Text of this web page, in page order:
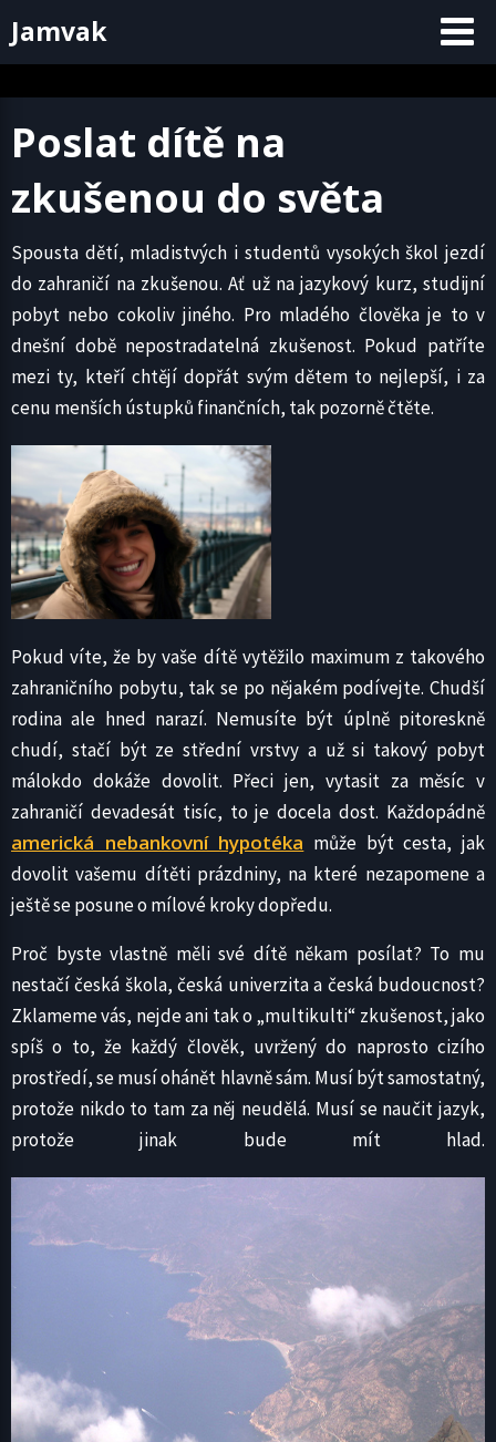
toJamvak
Poslat dítě na
zkušenou do světa
Spousta dětí, mladistvých i studentů vysokých škol jezdí
do zahraničí na zkušenou. Ať už na jazykový kurz, studijní
pobyt nebo cokoliv jiného. Pro mladého člověka je to v
dnešní době nepostradatelná zkušenost. Pokud patříte
mezi ty, kteří chtějí dopřát svým dětem to nejlepší, i za
cenu menších ústupků finančních, tak pozorně čtěte.
Pokud víte, že by vaše dítě vytěžilo maximum z takového
zahraničního pobytu, tak se po nějakém podívejte. Chudší
rodina ale hned narazí. Nemusíte být úplně pitoreskně
chudí, stačí být ze střední vrstvy a už si takový pobyt
málokdo dokáže dovolit. Přeci jen, vytasit za měsíc v
zahraničí devadesát tisíc, to je docela dost. Každopádně
americká nebankovní hypotéka může být cesta, jak
dovolit vašemu dítěti prázdniny, na které nezapomene a
ještě se posune o mílové kroky dopředu.
Proč byste vlastně měli své dítě někam posílat? To mu
nestačí česká škola, česká univerzita a česká budoucnost?
Zklameme vás, nejde ani tak o „multikulti“ zkušenost, jako
spíš o to, že každý člověk, uvržený do naprosto cizího
prostředí, se musí ohánět hlavně sám. Musí být samostatný,
protože nikdo to tam za něj neudělá. Musí se naučit jazyk,
protože jinak bude mít hlad.